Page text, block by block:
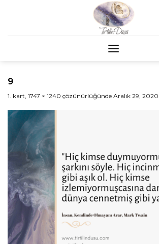
9
1. kart, 1747 × 1240 çözünürlüğünde Aralık 29, 2020